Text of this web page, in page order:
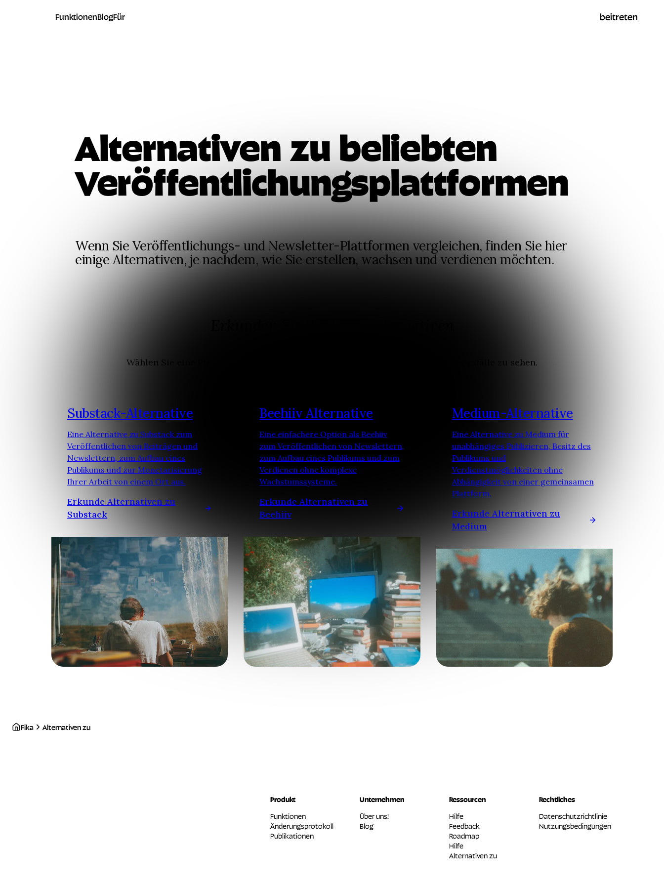
FunktionenBlogFür beitreten
Alternativen zu beliebten
Veröffentlichungsplattformen
Wenn Sie Veröffentlichungs- und Newsletter-Plattformen vergleichen, finden Sie hier
einige Alternativen, je nachdem, wie Sie erstellen, wachsen und verdienen möchten.
Wählen Sie eine Plattform aus, um einen detaillierten Vergleich und Anwendungsfälle zu sehen.
Substack-Alternative
Eine Alternative zu Substack zum
Veröffentlichen von Beiträgen und
Newslettern, zum Aufbau eines
Publikums und zur Monetarisierung
Ihrer Arbeit von einem Ort aus.
Erkunde Alternativen zu
Substack
Beehiiv Alternative
Eine einfachere Option als Beehiiv
zum Veröffentlichen von Newslettern,
zum Aufbau eines Publikums und zum
Verdienen ohne komplexe
Wachstumssysteme.
Erkunde Alternativen zu
Beehiiv
Medium-Alternative
Eine Alternative zu Medium für
unabhängiges Publizieren, Besitz des
Publikums und
Verdienstmöglichkeiten ohne
Abhängigkeit von einer gemeinsamen
Plattform.
Erkunde Alternativen zu
Medium
Fika Alternativen zu
Produkt
Funktionen
Änderungsprotokoll
Publikationen
Unternehmen
Über uns!
Blog
Ressourcen
Hilfe
Feedback
Roadmap
Hilfe
Alternativen zu
Rechtliches
Datenschutzrichtlinie
Nutzungsbedingungen